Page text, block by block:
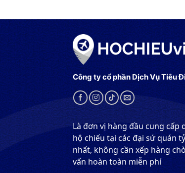
Công ty cổ phần Dịch Vụ Tiêu
Là đơn vị hàng đầu cung cấp
hộ chiếu tại các đại sứ quán
nhất, không cần xếp hàng
vấn hoàn toàn miễn phí